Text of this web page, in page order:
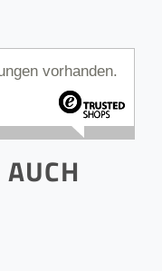
vorhanden.